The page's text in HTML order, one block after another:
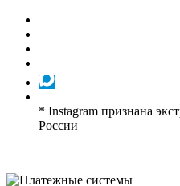
* Instagram признана
России